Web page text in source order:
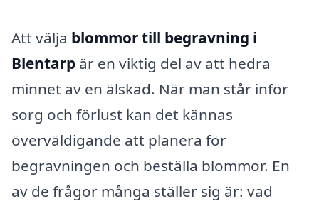
Att välja blommor till begravning i
Blentarp är en viktig del av att hedra
minnet av en älskad. När man står inför
sorg och förlust kan det kännas
överväldigande att planera för
begravningen och beställa blommor. En
av de frågor många ställer sig är: vad